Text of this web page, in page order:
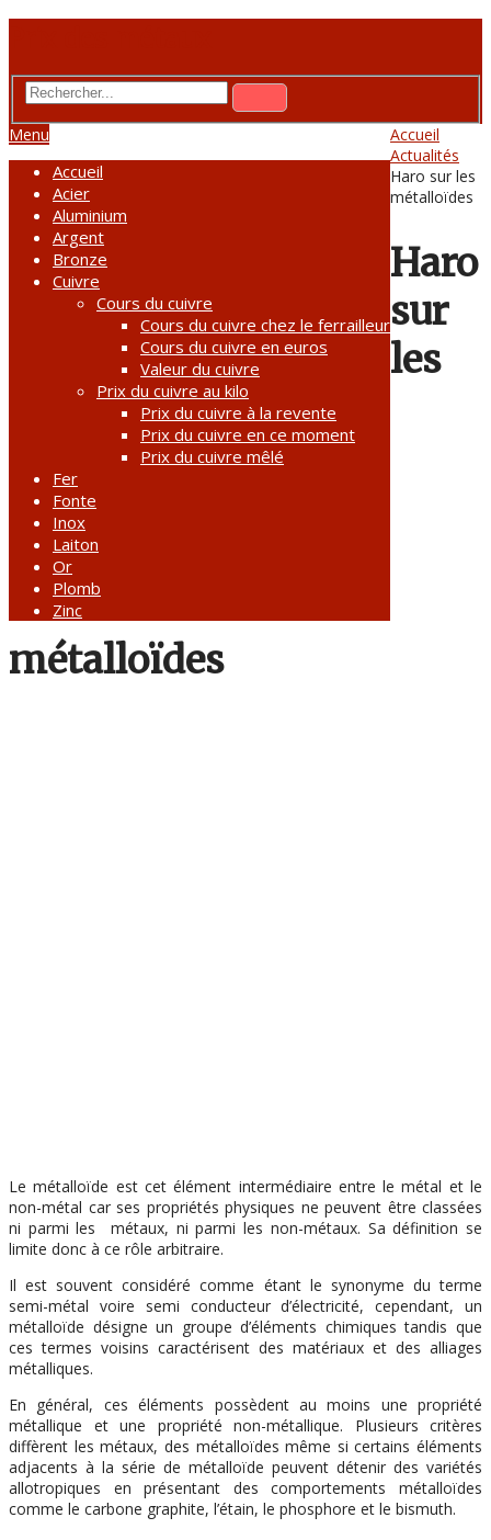
Menu
Accueil
Acier
Aluminium
Argent
Bronze
Cuivre
Cours du cuivre
Cours du cuivre chez le ferrailleur
Cours du cuivre en euros
Valeur du cuivre
Prix du cuivre au kilo
Prix du cuivre à la revente
Prix du cuivre en ce moment
Prix du cuivre mêlé
Fer
Fonte
Inox
Laiton
Or
Plomb
Zinc
Accueil
Actualités
Haro sur les
métalloïdes
Haro
sur
les
métalloïdes
Le métalloïde est cet élément intermédiaire entre le métal et le
non-métal car ses propriétés physiques ne peuvent être classées
ni parmi les métaux, ni parmi les non-métaux. Sa définition se
limite donc à ce rôle arbitraire.
Il est souvent considéré comme étant le synonyme du terme
semi-métal voire semi conducteur d’électricité, cependant, un
métalloïde désigne un groupe d’éléments chimiques tandis que
ces termes voisins caractérisent des matériaux et des alliages
métalliques.
En général, ces éléments possèdent au moins une propriété
métallique et une propriété non-métallique. Plusieurs critères
diffèrent les métaux, des métalloïdes même si certains éléments
adjacents à la série de métalloïde peuvent détenir des variétés
allotropiques en présentant des comportements métalloïdes
comme le carbone graphite, l’étain, le phosphore et le bismuth.